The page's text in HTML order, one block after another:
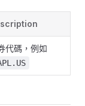
代碼，例如